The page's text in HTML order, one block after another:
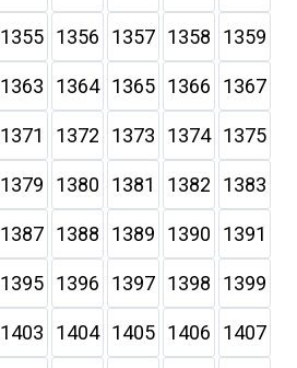
1355 1356 1357 1358 1359
1363 1364 1365 1366 1367
1371 1372 1373 1374 1375
1379 1380 1381 1382 1383
1387 1388 1389 1390 1391
1395 1396 1397 1398 1399
1403 1404 1405 1406 1407